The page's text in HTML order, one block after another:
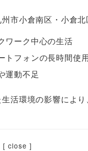
市小倉南区・小倉北
ワーク中心の生活
トフォンの長時間使
運動不足
活環境の影響によ
[ close ]